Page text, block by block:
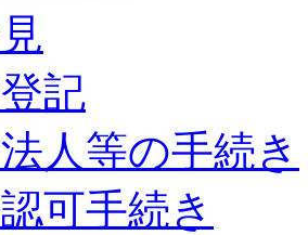
記
人等の手続き
可手続き